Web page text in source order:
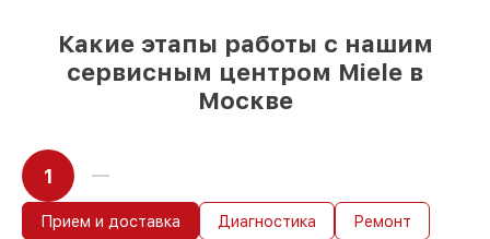
Какие этапы работы с нашим
сервисным центром Miele в
Москве
1
Прием и доставка Диагностика Ремонт